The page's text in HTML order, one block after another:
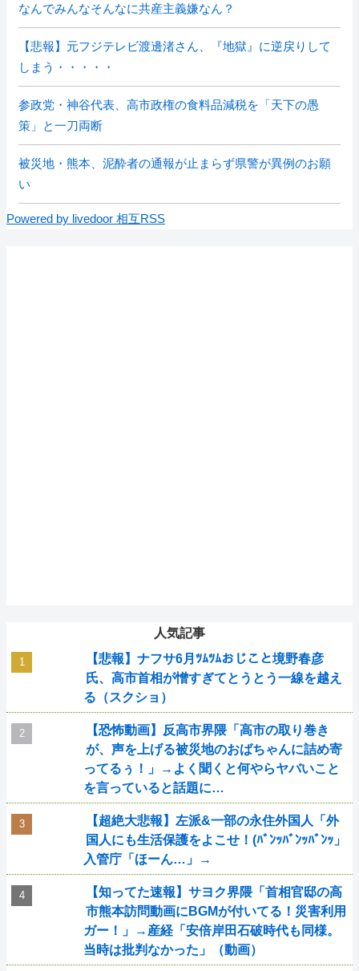
なんでみんなそんなに共産主義嫌なん？
【悲報】元フジテレビ渡邊渚さん、『地獄』に逆戻りして
しまう・・・・・
参政党・神谷代表、高市政権の食料品減税を「天下の愚
策」と一刀両断
被災地・熊本、泥酔者の通報が止まらず県警が異例のお願
い
Powered by livedoor 相互RSS
人気記事
【悲報】ナフサ6月ﾂﾑﾂﾑおじこと境野春彦
氏、高市首相が憎すぎてとうとう一線を越え
る（スクショ）
【恐怖動画】反高市界隈「高市の取り巻き
が、声を上げる被災地のおばちゃんに詰め寄
ってるぅ！」→よく聞くと何やらヤバいこと
を言っていると話題に…
【超絶大悲報】左派&一部の永住外国人「外
国人にも生活保護をよこせ！(ﾊﾞﾝｯﾊﾞﾝｯﾊﾞﾝｯ」
入管庁「ほーん…」→
【知ってた速報】サヨク界隈「首相官邸の高
市熊本訪問動画にBGMが付いてる！災害利用
ガー！」→産経「安倍岸田石破時代も同様。
当時は批判なかった」（動画）